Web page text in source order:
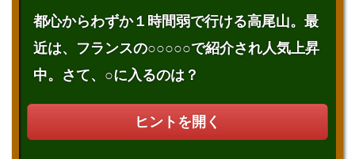
都心からわずか１時間弱で行ける高尾山。最
近は、フランスの○○○○○で紹介され人気上昇
中。さて、○に入るのは？
ヒントを開く